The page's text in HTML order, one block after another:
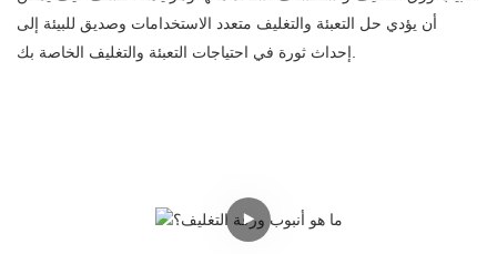
أن يؤدي حل التعبئة والتغليف متعدد الاستخدامات وصديق للبيئة إلى
إحداث ثورة في احتياجات التعبئة والتغليف الخاصة بك.